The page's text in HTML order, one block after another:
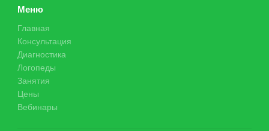
Меню
Главная
Консультация
Диагностика
Логопеды
Занятия
Цены
Вебинары